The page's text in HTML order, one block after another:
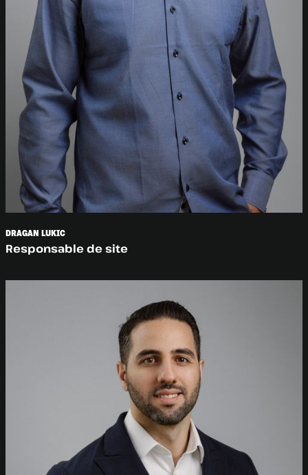
DRAGAN LUKIC
Responsable de site